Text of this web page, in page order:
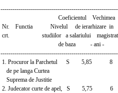
Coeficientul Vechimea
Nr. Functia Nivelul de ierarhizare in
crt. studiilor a salariului
de baza - ani -
1. Procuror la Parchetul S 5,85 8
de pe langa Curtea
Suprema de Justitie
2. Judecator curte de apel, S 5,75 6